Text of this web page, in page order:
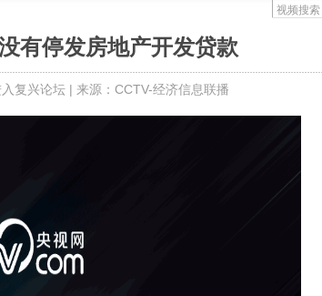
有停发房地产开发贷款
复兴论坛 | 来源：CCTV-经济信息联播